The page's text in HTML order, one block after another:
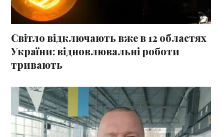
Світло відключають вже в 12 областях
України: відновлювальні роботи
тривають